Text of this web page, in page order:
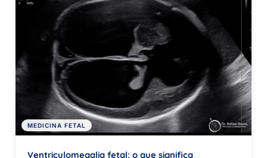
MEDICINA FETAL
Ventriculomegalia fetal: o que significa